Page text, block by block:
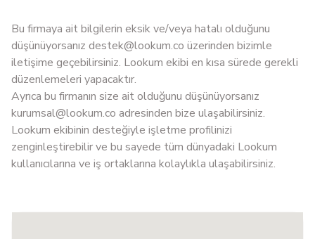
Bu firmaya ait bilgilerin eksik ve/veya hatalı olduğunu
düşünüyorsanız destek@lookum.co üzerinden bizimle
iletişime geçebilirsiniz. Lookum ekibi en kısa sürede gerekli
düzenlemeleri yapacaktır.
Ayrıca bu firmanın size ait olduğunu düşünüyorsanız
kurumsal@lookum.co adresinden bize ulaşabilirsiniz.
Lookum ekibinin desteğiyle işletme profilinizi
zenginleştirebilir ve bu sayede tüm dünyadaki Lookum
kullanıcılarına ve iş ortaklarına kolaylıkla ulaşabilirsiniz.